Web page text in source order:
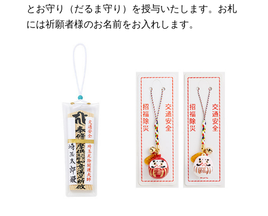
とお守り（だるま守り）を授与いたします。お札
には祈願者様のお名前をお入れします。